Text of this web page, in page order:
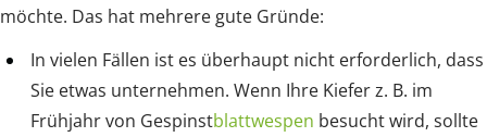
möchte. Das hat mehrere gute Gründe:
In vielen Fällen ist es überhaupt nicht erforderlich, dass
Sie etwas unternehmen. Wenn Ihre Kiefer z. B. im
Frühjahr von Gespinstblattwespen besucht wird, sollte